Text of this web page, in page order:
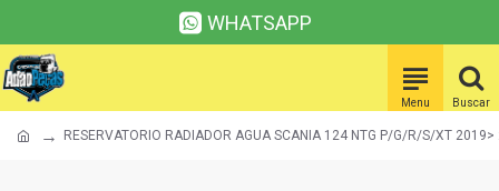
WHATSAPP
RESERVATORIO RADIADOR AGUA SCANIA 124 NTG P/G/R/S/XT